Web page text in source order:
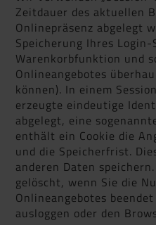
Zeitdauer des aktuellen
Onlinepräsenz abgelegt
Speicherung Ihres
Warenkorbfunktion und
Onlineangebotes
können). In einem
erzeugte eindeutige
abgelegt, eine
enthält ein Cookie die
und die Speicherfrist.
anderen Daten
gelöscht, wenn Sie die
Onlineangebotes
ausloggen oder den